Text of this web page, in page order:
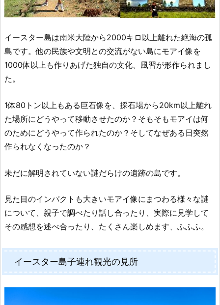
イースター島は南米大陸から2000キロ以上離れた絶海の孤
島です。他の民族や文明との交流がない島にモアイ像を
1000体以上も作りあげた独自の文化、風習が形作られまし
た。
1体80トン以上もある巨石像を、採石場から20km以上離れ
た場所にどうやって移動させたのか？そもそもモアイは何
のためにどうやって作られたのか？そしてなぜある日突然
作られなくなったのか？
未だに解明されていない謎だらけの遺跡の島です。
見た目のインパクトも大きいモアイ像にまつわる様々な謎
について、親子で調べたり話し合ったり、実際に見学して
その感想を述べ合ったり、たくさん楽しめます、ふふふ。
イースター島子連れ観光の見所